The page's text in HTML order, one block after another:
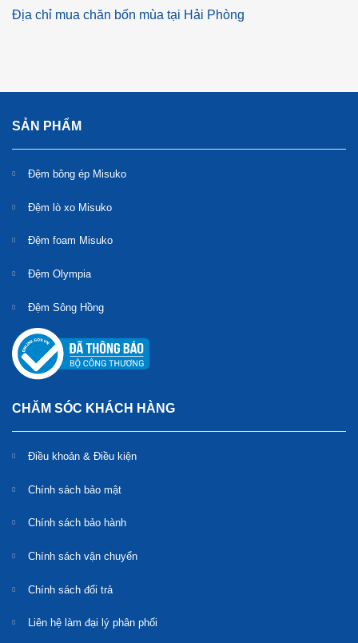
Địa chỉ mua chăn bốn mùa tại Hải Phòng
SẢN PHẨM
Đệm bông ép Misuko
Đệm lò xo Misuko
Đệm foam Misuko
Đệm Olympia
Đệm Sông Hồng
CHĂM SÓC KHÁCH HÀNG
Điều khoản & Điều kiện
Chính sách bảo mật
Chính sách bảo hành
Chính sách vận chuyển
Chính sách đổi trả
Liên hệ làm đại lý phân phối